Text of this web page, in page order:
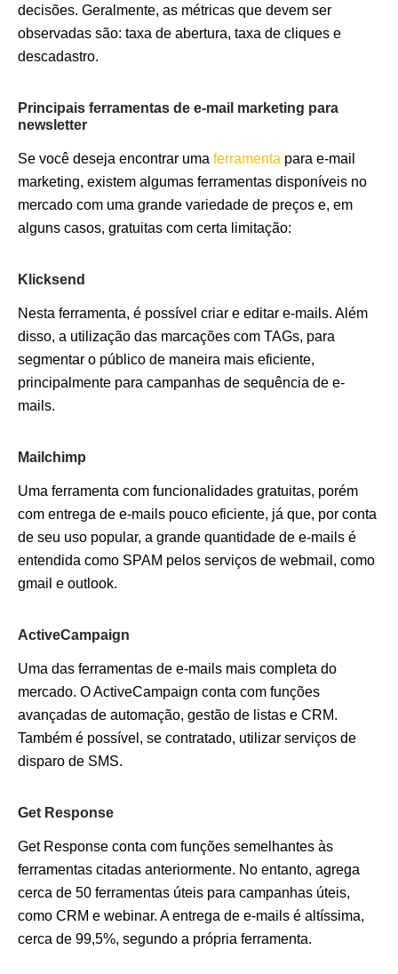
decisões. Geralmente, as métricas que devem ser
observadas são: taxa de abertura, taxa de cliques e
descadastro.
Principais ferramentas de e-mail marketing para
newsletter
Se você deseja encontrar uma ferramenta para e-mail
marketing, existem algumas ferramentas disponíveis no
mercado com uma grande variedade de preços e, em
alguns casos, gratuitas com certa limitação:
Klicksend
Nesta ferramenta, é possível criar e editar e-mails. Além
disso, a utilização das marcações com TAGs, para
segmentar o público de maneira mais eficiente,
principalmente para campanhas de sequência de e-
mails.
Mailchimp
Uma ferramenta com funcionalidades gratuitas, porém
com entrega de e-mails pouco eficiente, já que, por conta
de seu uso popular, a grande quantidade de e-mails é
entendida como SPAM pelos serviços de webmail, como
gmail e outlook.
ActiveCampaign
Uma das ferramentas de e-mails mais completa do
mercado. O ActiveCampaign conta com funções
avançadas de automação, gestão de listas e CRM.
Também é possível, se contratado, utilizar serviços de
disparo de SMS.
Get Response
Get Response conta com funções semelhantes às
ferramentas citadas anteriormente. No entanto, agrega
cerca de 50 ferramentas úteis para campanhas úteis,
como CRM e webinar. A entrega de e-mails é altíssima,
cerca de 99,5%, segundo a própria ferramenta.